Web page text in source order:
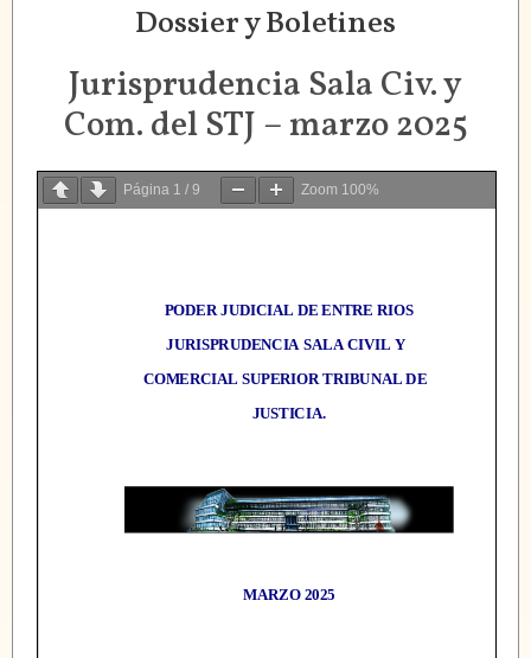
Dossier y Boletines
Jurisprudencia Sala Civ. y
Com. del STJ – marzo 2025
Página 1 / 9 Zoom 100%